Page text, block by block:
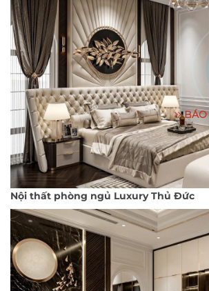
Nội thất phòng ngủ Luxury Thủ Đức
BÁO